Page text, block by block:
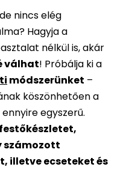
nincs elég
Hagyja a
nélkül is, akár
válhat! Próbálja ki a
módszerünket –
köszönhetően a
egyszerű.
festőkészletet,
számozott
illetve ecseteket és